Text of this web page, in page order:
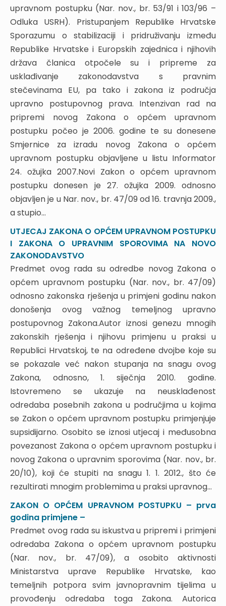
1. UVODNE NAPOMENE
2. NAJVAŽNIJE NOVINE U ZUP-U
2.1. Struktura, sistematika i terminologija
2.2. Područje primjene novog ZUP-a
2.3. Obveza postupanja po ZUP-u
2.4. Upravna stvar
2.5. Odnos ZUP-a prema posebnim zakonima
2.6. Načela postupka
2.6.2. Nova načela
2.7 . Službena osoba
2.8. Jedinstveno upravno mjesto
2.9. Elektronička komunikacija
2.11. Pokretanje upravnog postupka
2.12. Neposredno rješavanje i ispitni postupak
2.13. Rješenje i zaključak
2.14. Predmnjeva usvajanja zahtjeva stranke
2.15. Jamstvo stjecanja prava
2.16. Žalba
2.17. Prigovor
2.18. Upravni ugovor
2.19. Obnova postupka
2.20. Oglašivanje rješenja ništavim
2.21. Poništavanje i ukidanje rješenja kao izvanredni
pravni lijek
2.22. Zaštita od postupanja javnopravnih tijela
2.23. Zaštita od postupanja pružatelja javnih
usluga
3. NOVI ZAKON O UPRAVNIM SPOROVIMA
3.2. Pojam javnopravnog tijela
3.3. Područje primjene
3.4. Isključenje vođenja upravnog spora
3.5. Ustrojstvo upravnih sudova
3.6. Sastav suda
3.7. Mjesna nadležnost upravnih sudova
3.8. Načelo usmenosti
3.10. Položaj tuženika – donositelja osporene
3.11. Ovlasti suda u upravnom sporu – odlučivanje
o upravnoj stvari (pravilo)
3.12. Druge važne novine
4. SMJEROVI UTJECAJA ZUP-A I ZUS-A NA
ZAKONODAVSTVO
4.1. Obveza implementacije odredaba ZUP-a i
ZUS-a
4.2. Revizija postupovnih odredaba posebnih
upravnom postupku (Nar. nov., br. 53/91 i 103/96 –
Odluka USRH). Pristupanjem Republike Hrvatske
Sporazumu o stabilizaciji i pridruživanju između
Republike Hrvatske i Europskih zajednica i njihovih
država članica otpočele su i pripreme za
usklađivanje zakonodavstva s pravnim
stečevinama EU, pa tako i zakona iz područja
upravno postupovnog prava. Intenzivan rad na
pripremi novog Zakona o općem upravnom
postupku počeo je 2006. godine te su donesene
Smjernice za izradu novog Zakona o općem
upravnom postupku objavljene u listu Informator
24. ožujka 2007.Novi Zakon o općem upravnom
postupku donesen je 27. ožujka 2009. odnosno
objavljen je u Nar. nov., br. 47/09 od 16. travnja 2009.,
a stupio...
UTJECAJ ZAKONA O OPĆEM UPRAVNOM POSTUPKU
I ZAKONA O UPRAVNIM SPOROVIMA NA NOVO
ZAKONODAVSTVO
Predmet ovog rada su odredbe novog Zakona o
općem upravnom postupku (Nar. nov., br. 47/09)
odnosno zakonska rješenja u primjeni godinu nakon
donošenja ovog važnog temeljnog upravno
postupovnog Zakona.Autor iznosi genezu mnogih
zakonskih rješenja i njihovu primjenu u praksi u
Republici Hrvatskoj, te na određene dvojbe koje su
se pokazale već nakon stupanja na snagu ovog
Zakona, odnosno, 1. siječnja 2010. godine.
Istovremeno se ukazuje na neusklađenost
odredaba posebnih zakona u područjima u kojima
se Zakon o općem upravnom postupku primjenjuje
supsidijarno. Osobito se iznosi utjecaj i međusobna
povezanost Zakona o općem upravnom postupku i
novog Zakona o upravnim sporovima (Nar. nov., br.
20/10), koji će stupiti na snagu 1. 1. 2012., što će
rezultirati mnogim problemima u praksi upravnog...
ZAKON O OPĆEM UPRAVNOM POSTUPKU – prva
godina primjene –
Predmet ovog rada su iskustva u pripremi i primjeni
odredaba Zakona o općem upravnom postupku
(Nar. nov., br. 47/09), a osobito aktivnosti
Ministarstva uprave Republike Hrvatske, kao
temeljnih potpora svim javnopravnim tijelima u
provođenju odredaba toga Zakona. Autorica